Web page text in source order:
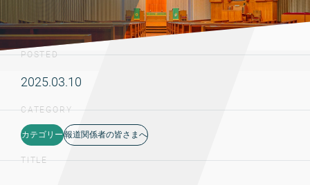
POSTED
2025.03.10
CATEGORY
カテゴリー 報道関係者の皆さまへ
TITLE